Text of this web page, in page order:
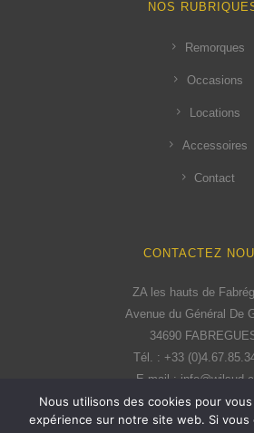
NOS
Remorques
Occasions
Locations
Accessoires
Contact
CONTACTEZ
ZA les hauts de
Avenue du Général De
34690
Tél. : +33
E-mail :
Nous utilisons des cookies pour
expérience sur notre site web. Si vous